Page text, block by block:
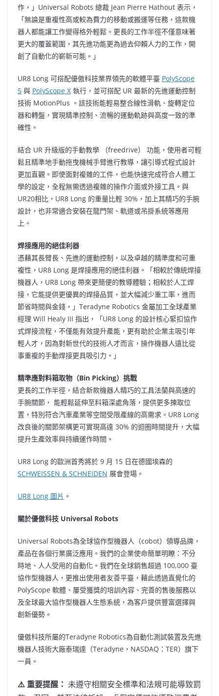
作，」Universal Robots 總裁 Jean Pierre Hathout 表示，
「無論是重複性高或較為費力的移動或搬運等任務，這款機
器人都能讓工作變得格外輕鬆。更長的工作半徑不僅意味著
更大的覆蓋範圍，其先進功能更為過去仰賴人力的工作，開
創了自動化的嶄新可能。」
UR8 Long 可搭配優傲科技業界領先的軟體平臺 PolyScope
5 與 PolyScope X 執行，並可搭配 UR 最新的先進運動控制
技術 MotionPlus 。該技術能輕易整合線性滑軌、旋轉定位
器和轉盤，實現精準控制、流暢的運動軌跡與高度一致的準
確性。
結合 UR 升級版的手動教學 （freedrive） 功能，使用者可輕
鬆且精準地手動拖曳機械手臂進行教導，讓引導式程式設計
更加直觀。即使面對複雜的工件，也能快速完成符合人體工
學的設定，全程無需透過複雜的操作介面或外接工具。與
UR20相比，UR8 Long 的重量比輕 30%，加上其精巧的手腕
設計，也非常適合安裝在龍門架、軌道或吊掛系統等應用
上。
焊接應用的絕佳利器
憑藉其長臂長、先進的運動控制，以及卓越的精準度和可重
複性，UR8 Long 是焊接應用的絕佳利器。「相較於傳統焊接
機器人，UR8 Long 帶來更簡便的教導體驗；相較於人工焊
接，它能提供更優異的焊接品質，並大幅減少重工率，進而
節省時間與金錢，」Teradyne Robotics 金屬加工全球產業
經理 Will Healy III 指出，「UR8 Long 的設計核心緊扣協作
式焊接流程，不僅能有效提升產能，更有助於企業主吸引年
輕人才，因為對新世代的技術人才而言，操作機器人遠比從
事重複的手動焊接更具吸引力。」
精準應對料箱取物 （Bin Picking） 挑戰
更長的工作半徑，結合新款機器人精巧的工具法蘭與高速的
手腕關節， 能輕鬆延伸至料箱深處角落，提供更多揀取位
置，特別符合汽車產業等空間受限產線的高需求。UR8 Long
改良後的關節架構更可實現高達 30% 的迴圈時間提升，大幅
提升生產效率與持續運作時間。
UR8 Long 的歐洲首秀將於 9 月 15 日在德國埃森的
SCHWEISSEN & SCHNEIDEN 展會登場。
UR8 Long 圖片 。
關於優傲科技 Universal Robots
Universal Robots為全球協作型機器人（cobot）領導品牌，
產品在各個行業廣泛應用。我們的企業使命簡單明瞭：不分
時地、人人受用的自動化。我們在全球銷售超過 100,000 臺
協作型機器人，更推出使用者友善平臺，藉此透過直覺化的
PolyScope 軟體、屢受獲獎的培訓內容、完善的售後服務以
及全球最大協作型機器人生態系統，為客戶提供豐富選擇與
創新優勢。
優傲科技所屬的Teradyne Robotics為自動化測試裝置及先進
機器人技術大廠泰瑞達（Teradyne，NASDAQ：TER）旗下
一員。
⚠️ 重要提醒： 未遵守相關安全標準和法規可能導致罰